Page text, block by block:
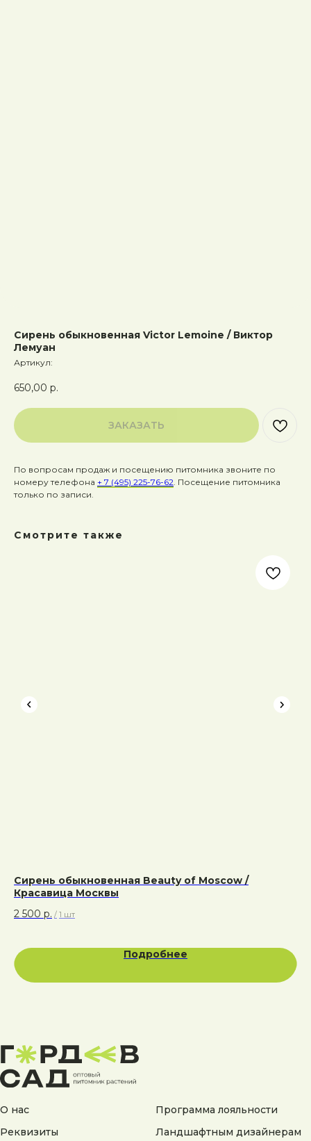
Сирень обыкновенная Victor Lemoine / Виктор
Лемуан
Артикул:
650,00 р.
ЗАКАЗАТЬ
По вопросам продаж и посещению питомника звоните по
номеру телефона + 7 (495) 225-76-62. Посещение питомника
только по записи.
Смотрите также
Сирень обыкновенная Beauty of Moscow /
Красавица Москвы
2 500 р. / 1 шт
Подробнее
О нас
Реквизиты
Программа лояльности
Ландшафтным дизайнерам
Документы:
поселение Асеньевское, деревня Гордеево
Согласие на обработку персональных данных
Согласие на получение рекламной информации